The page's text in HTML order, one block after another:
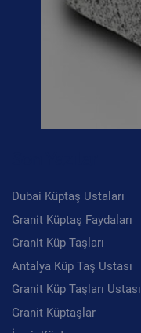
Dubai Küptaş Ustaları
Granit Küptaş Faydaları
Granit Küp Taşları
Antalya Küp Taş Ustası
Granit Küp Taşları Ustası
Granit Küptaşlar